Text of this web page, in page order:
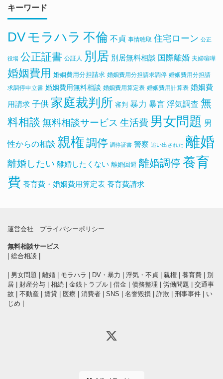
キーワード
DV モラハラ 不倫 不貞 事情聴取 住宅ローン 公正
役場 公正証書 公証人 別居 別居無料相談 国際離婚 夫婦喧嘩
婚姻費用 婚姻費用分担請求 婚姻費用分担請求調停 婚姻費用分担請
求調停申立書 婚姻費用無料相談 婚姻費用算定表 婚姻費用計算表 婚姻費
用請求 子供 家庭裁判所 審判 暴力 暴言 浮気調査 無
料相談 無料相談サービス 生活費 男女問題 男
性からの相談 親権 調停 調停証書 警察 追い出された 離婚
離婚したい 離婚したくない 離婚回避 離婚調停 養育
費 養育費・婚姻費用算定表 養育費請求
運営会社 プライバシーポリシー
無料相談サービス
総合相談
男女問題 離婚 モラハラ DV・暴力 浮気・不貞 親権 養育費
別
居
財産分与 相続 金銭トラブル 借金 債務整理 労働問題
交通事
故
不動産 賃貸 医療 消費者 SNS 名誉毀損 詐欺 刑事事件
い
じめ